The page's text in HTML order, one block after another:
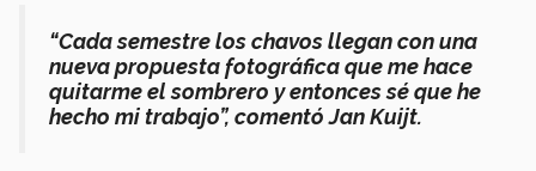
“Cada semestre los chavos llegan con una
nueva propuesta fotográfica que me hace
quitarme el sombrero y entonces sé que he
hecho mi trabajo”, comentó Jan Kuijt.